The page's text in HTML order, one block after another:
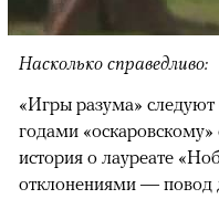
Насколько справедливо:
«Игры разума»
годами «оскаровскому»
история о лауреате
отклонениями — повод